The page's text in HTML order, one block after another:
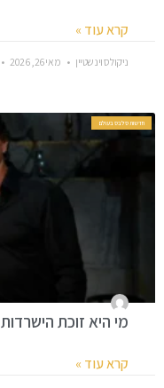
קרא עוד »
ניקולס וינשטיין מאי 26, 2026
חדשות סלבס בעולם
מי היא זוכת הישרדות 50: אברי ברקו?
קרא עוד »